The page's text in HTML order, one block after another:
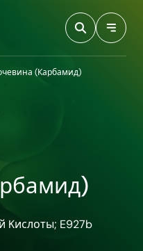
(Карбамид)
Kислоты; E927b